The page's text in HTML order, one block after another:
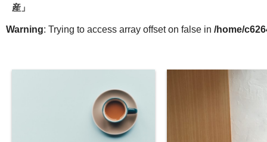
産」
Warning: Trying to access array offset on false in /home/